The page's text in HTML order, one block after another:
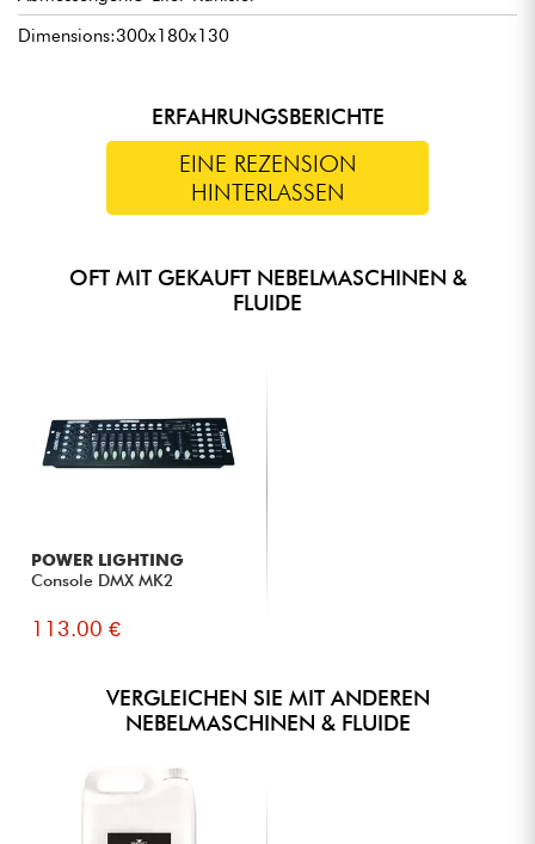
Dimensions:300x180x130
ERFAHRUNGSBERICHTE
EINE REZENSION
HINTERLASSEN
OFT MIT GEKAUFT NEBELMASCHINEN &
FLUIDE
POWER LIGHTING
Console DMX MK2
113.00 €
VERGLEICHEN SIE MIT ANDEREN
NEBELMASCHINEN & FLUIDE